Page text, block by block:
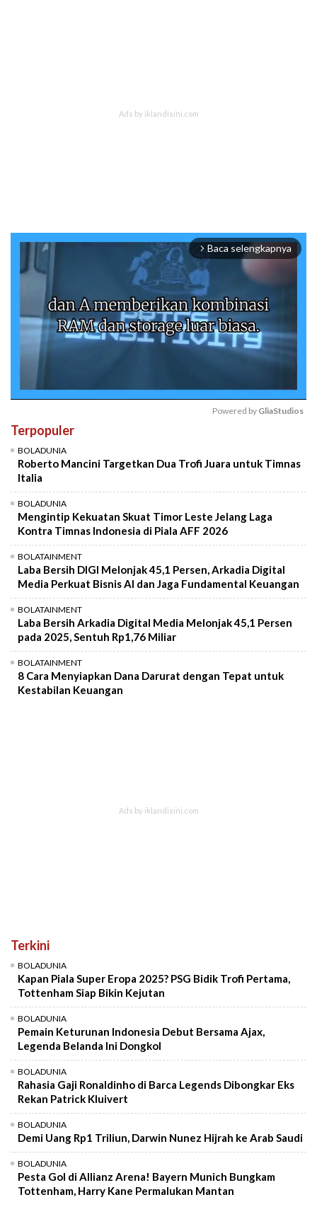
arrow_forward_ios Baca selengkapnya
Powered by GliaStudios
Terpopuler
BOLADUNIA
Roberto Mancini Targetkan Dua Trofi Juara untuk Timnas
Italia
BOLADUNIA
Mengintip Kekuatan Skuat Timor Leste Jelang Laga
Kontra Timnas Indonesia di Piala AFF 2026
BOLATAINMENT
Laba Bersih DIGI Melonjak 45,1 Persen, Arkadia Digital
Media Perkuat Bisnis AI dan Jaga Fundamental Keuangan
BOLATAINMENT
Laba Bersih Arkadia Digital Media Melonjak 45,1 Persen
pada 2025, Sentuh Rp1,76 Miliar
BOLATAINMENT
8 Cara Menyiapkan Dana Darurat dengan Tepat untuk
Kestabilan Keuangan
Terkini
BOLADUNIA
Kapan Piala Super Eropa 2025? PSG Bidik Trofi Pertama,
Tottenham Siap Bikin Kejutan
BOLADUNIA
Pemain Keturunan Indonesia Debut Bersama Ajax,
Legenda Belanda Ini Dongkol
BOLADUNIA
Rahasia Gaji Ronaldinho di Barca Legends Dibongkar Eks
Rekan Patrick Kluivert
BOLADUNIA
Demi Uang Rp1 Triliun, Darwin Nunez Hijrah ke Arab Saudi
BOLADUNIA
Pesta Gol di Allianz Arena! Bayern Munich Bungkam
Tottenham, Harry Kane Permalukan Mantan